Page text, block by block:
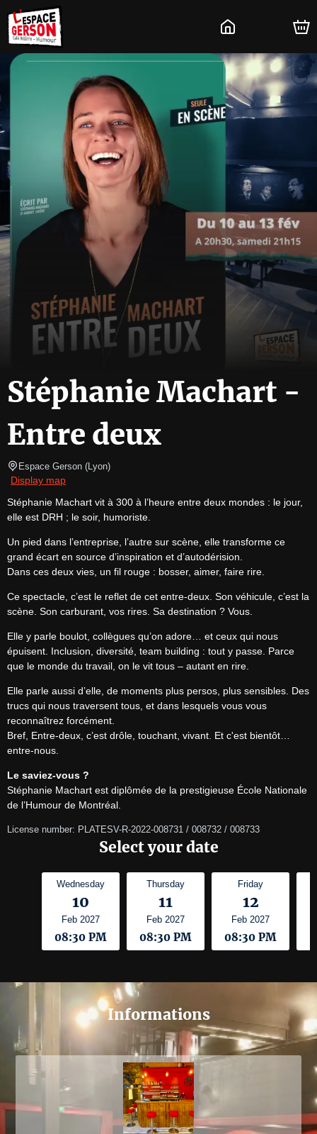
Stéphanie Machart -
Entre deux
Espace Gerson (Lyon)
Display map
Stéphanie Machart vit à 300 à l’heure entre deux mondes : le jour,
elle est DRH ; le soir, humoriste.
Un pied dans l’entreprise, l’autre sur scène, elle transforme ce
grand écart en source d’inspiration et d’autodérision.
Dans ces deux vies, un fil rouge : bosser, aimer, faire rire.
Ce spectacle, c’est le reflet de cet entre-deux. Son véhicule, c’est la
scène. Son carburant, vos rires. Sa destination ? Vous.
Elle y parle boulot, collègues qu’on adore… et ceux qui nous
épuisent. Inclusion, diversité, team building : tout y passe. Parce
que le monde du travail, on le vit tous – autant en rire.
Elle parle aussi d’elle, de moments plus persos, plus sensibles. Des
trucs qui nous traversent tous, et dans lesquels vous vous
reconnaîtrez forcément.
Bref, Entre-deux, c’est drôle, touchant, vivant. Et c'est bientôt…
entre-nous.
Le saviez-vous ?
Stéphanie Machart est diplômée de la prestigieuse École Nationale
de l’Humour de Montréal.
License number: PLATESV-R-2022-008731 / 008732 / 008733
Select your date
Wednesday
10
Feb 2027
08:30 PM
Thursday
11
Feb 2027
08:30 PM
Friday
12
Feb 2027
08:30 PM
Informations